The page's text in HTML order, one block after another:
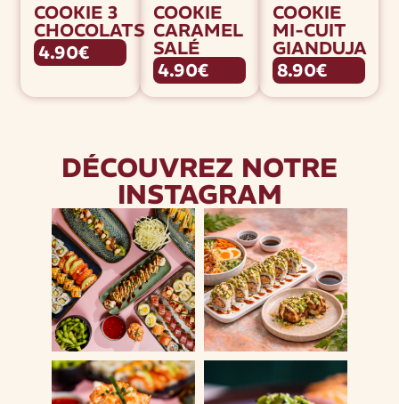
COOKIE 3
CHOCOLATS
4.90€
COOKIE
CARAMEL
SALÉ
4.90€
COOKIE
MI-CUIT
GIANDUJA
8.90€
DÉCOUVREZ NOTRE
INSTAGRAM